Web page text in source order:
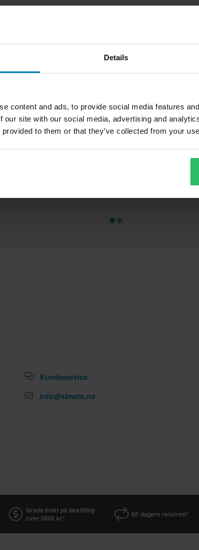
Details
content and ads, to provide social media features
our site with our social media, advertising and
provided to them or that they’ve collected from your
719
Kundeservice
Info@xlmoto.no
Gratis frakt på bestilling
over 2000 kr*
60 dagers returrett*